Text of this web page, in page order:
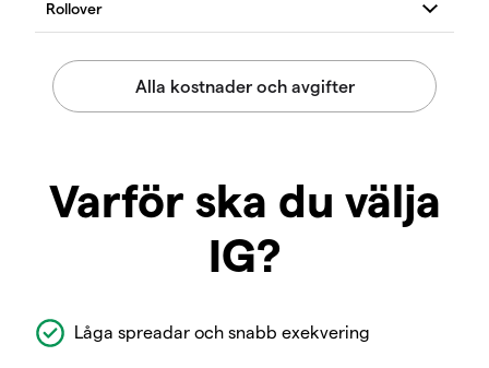
Varför ska du välja
IG?
Låga spreadar och snabb exekvering